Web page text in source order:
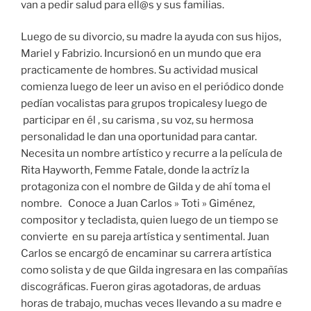
van a pedir salud para ell@s y sus familias.
Luego de su divorcio, su madre la ayuda con sus hijos,
Mariel y Fabrizio. Incursionó en un mundo que era
practicamente de hombres. Su actividad musical
comienza luego de leer un aviso en el periódico donde
pedían vocalistas para grupos tropicalesy luego de
participar en él , su carisma , su voz, su hermosa
personalidad le dan una oportunidad para cantar.
Necesita un nombre artístico y recurre a la película de
Rita Hayworth, Femme Fatale, donde la actríz la
protagoniza con el nombre de Gilda y de ahí toma el
nombre. Conoce a Juan Carlos » Toti » Giménez,
compositor y tecladista, quien luego de un tiempo se
convierte en su pareja artística y sentimental. Juan
Carlos se encargó de encaminar su carrera artística
como solista y de que Gilda ingresara en las compañías
discográficas. Fueron giras agotadoras, de arduas
horas de trabajo, muchas veces llevando a su madre e